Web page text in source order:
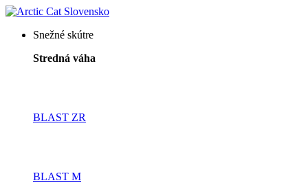
Snežné skútre
Stredná váha
BLAST ZR
BLAST M